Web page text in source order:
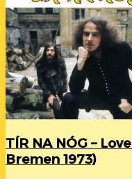
TÍR NA NÓG –
Bremen 1973)